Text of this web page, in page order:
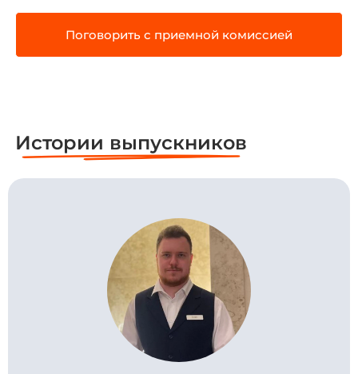
Поговорить с приемной комиссией
Истории выпускников